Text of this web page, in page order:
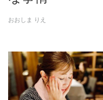
おおしま りえ